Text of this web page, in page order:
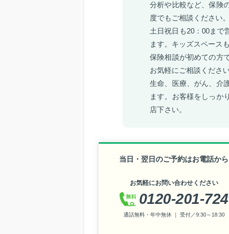
分析や比較など、保険
度でもご相談ください。
土日祝日も20：00まで
ます。キッズスペース
保険相談が初めての方
お気軽にご相談ください
生命、医療、がん、介
ます。お客様をしっか
店下さい。
当日・翌日のご予約はお電話から
お気軽にお問い合わせください
0120-201-724
通話無料・年中無休 ｜ 受付／9:30～18:30